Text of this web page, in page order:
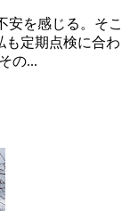
安を感じる。そこ
も定期点検に合わ
の...